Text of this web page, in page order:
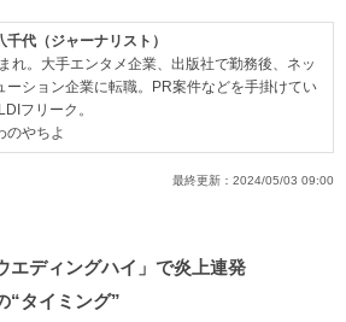
千代（ジャーナリスト）
れ。大手エンタメ企業、出版社で勤務後、ネッ
ーション企業に転職。PR案件などを手掛けてい
フリーク。
のやちよ
最終更新： 2024/05/03 09:00
エディングハイ」で炎上連発
“タイミング”